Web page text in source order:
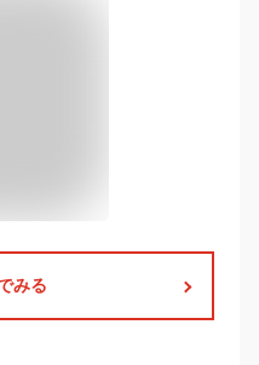
みる